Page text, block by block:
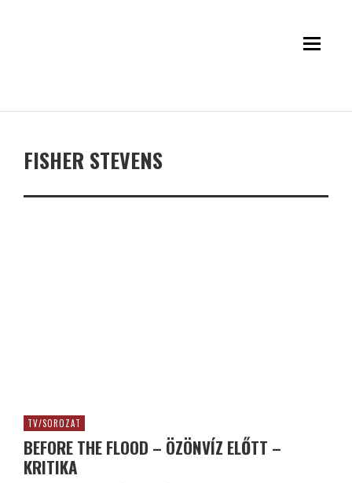
FISHER STEVENS
TV/SOROZAT
BEFORE THE FLOOD – ÖZÖNVÍZ ELŐTT –
KRITIKA